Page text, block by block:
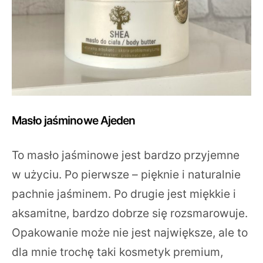
Masło jaśminowe Ajeden
To masło jaśminowe jest bardzo przyjemne
w użyciu. Po pierwsze – pięknie i naturalnie
pachnie jaśminem. Po drugie jest miękkie i
aksamitne, bardzo dobrze się rozsmarowuje.
Opakowanie może nie jest największe, ale to
dla mnie trochę taki kosmetyk premium,